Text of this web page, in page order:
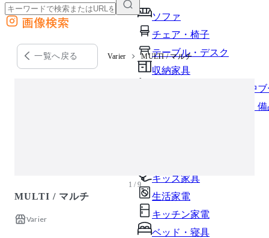
ソファ
チェア・椅子
テーブル・デスク
収納家具
パーソナルブース・集中
オフィスアクセサリー・
キッズ家具
生活家電
キッチン家電
ベッド・寝具
外部サイトの商品をカートに追加
他のサイトで見つけた商品ページのURLを貼り付けて、カートに追加できます
画像検索
一覧へ戻る Varier MULTI / マルチ
1 / 9
MULTI / マルチ
Varier